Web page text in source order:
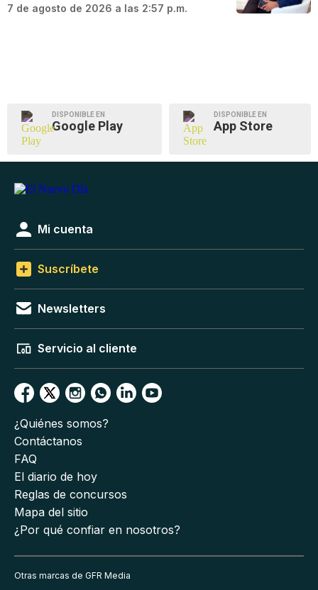
7 de agosto de 2026 a las 2:57 p.m.
DISPONIBLE EN
Google Play
DISPONIBLE EN
App Store
Mi cuenta
Suscríbete
Newsletters
Servicio al cliente
¿Quiénes somos?
Contáctanos
FAQ
El diario de hoy
Reglas de concursos
Mapa del sitio
¿Por qué confiar en nosotros?
Otras marcas de GFR Media